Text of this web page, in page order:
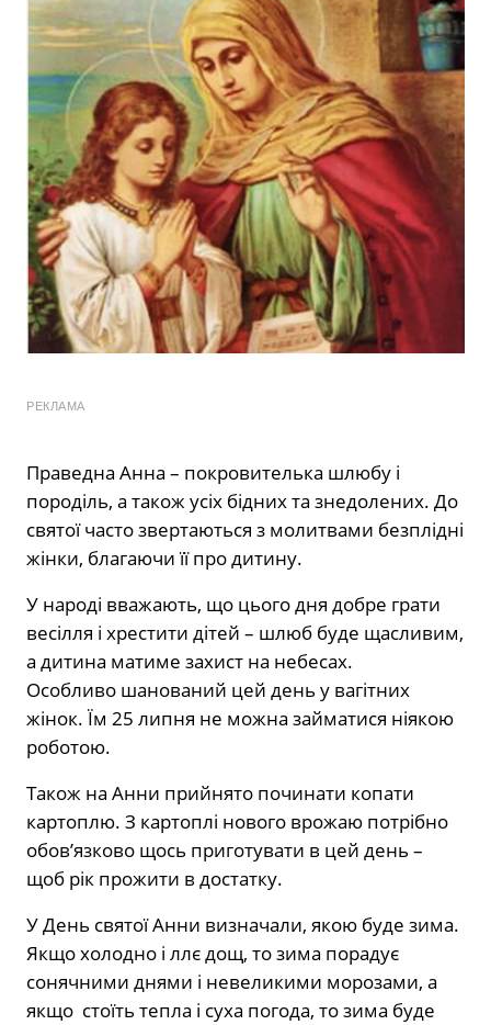
РЕКЛАМА
Праведна Анна – покровителька шлюбу і
породіль, а також усіх бідних та знедолених. До
святої часто звертаються з молитвами безплідні
жінки, благаючи її про дитину.
У народі вважають, що цього дня добре грати
весілля і хрестити дітей – шлюб буде щасливим,
а дитина матиме захист на небесах.
Особливо шанований цей день у вагітних
жінок. Їм 25 липня не можна займатися ніякою
роботою.
Також на Анни прийнято починати копати
картоплю. З картоплі нового врожаю потрібно
обов’язково щось приготувати в цей день –
щоб рік прожити в достатку.
У День святої Анни визначали, якою буде зима.
Якщо холодно і ллє дощ, то зима порадує
сонячними днями і невеликими морозами, а
якщо стоїть тепла і суха погода, то зима буде